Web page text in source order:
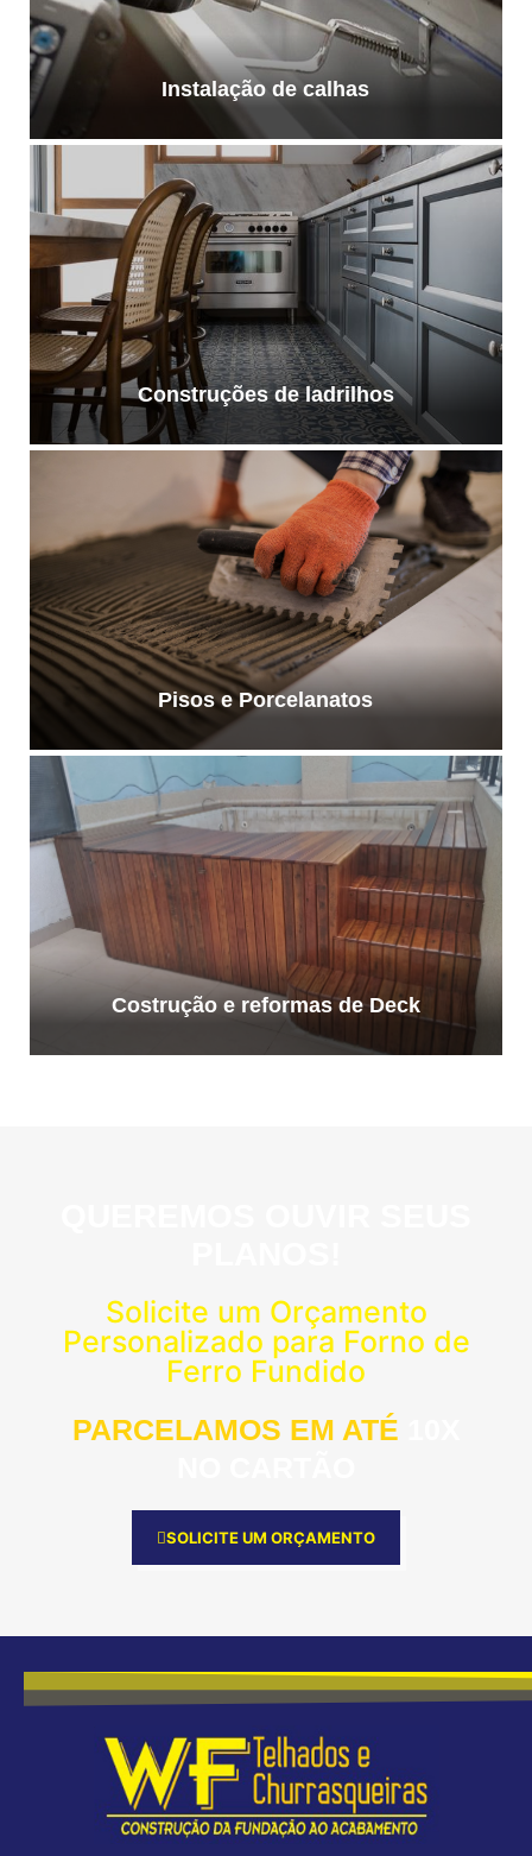
Instalação de calhas
Construções de ladrilhos
Pisos e Porcelanatos
Costrução e reformas de Deck
Solicite um Orçamento
Personalizado para Forno de
Ferro Fundido
PARCELAMOS EM ATÉ
SOLICITE UM ORÇAMENTO